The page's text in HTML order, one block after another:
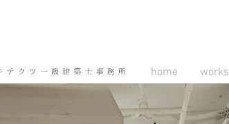
home works